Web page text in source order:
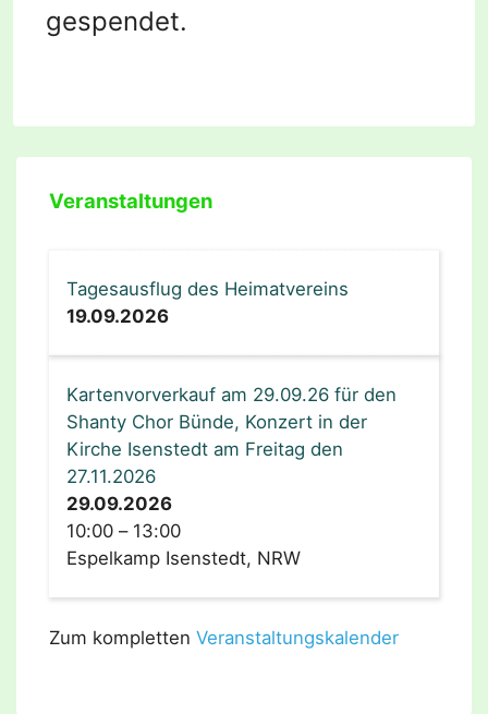
gespendet.
Veranstaltungen
Tagesausflug des Heimatvereins
19.09.2026
Kartenvorverkauf am 29.09.26 für den
Shanty Chor Bünde, Konzert in der
Kirche Isenstedt am Freitag den
27.11.2026
29.09.2026
10:00 – 13:00
Espelkamp Isenstedt, NRW
Zum kompletten Veranstaltungskalender